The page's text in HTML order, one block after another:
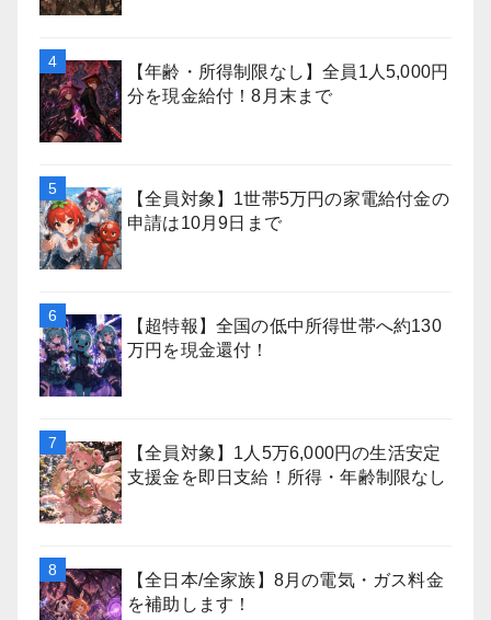
【年齢・所得制限なし】全員1人5,000円
分を現金給付！8月末まで
【全員対象】1世帯5万円の家電給付金の
申請は10月9日まで
【超特報】全国の低中所得世帯へ約130
万円を現金還付！
【全員対象】1人5万6,000円の生活安定
支援金を即日支給！所得・年齢制限なし
【全日本/全家族】8月の電気・ガス料金
を補助します！